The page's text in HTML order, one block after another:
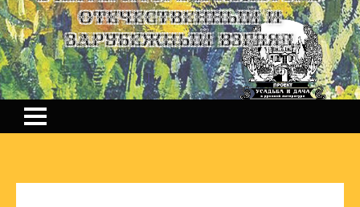
отечественный и
зарубежный взгляд